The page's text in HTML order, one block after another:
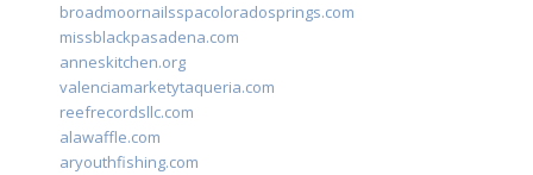
broadmoornailsspacoloradosprings.com
missblackpasadena.com
anneskitchen.org
valenciamarketytaqueria.com
reefrecordsllc.com
alawaffle.com
aryouthfishing.com